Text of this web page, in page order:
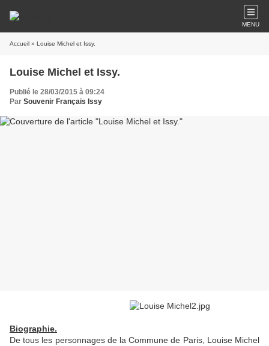
MENU
Accueil » Louise Michel et Issy.
Louise Michel et Issy.
Publié le 28/03/2015 à 09:24
Par Souvenir Français Issy
Biographie.
De tous les personnages de la Commune de Paris, Louise Michel